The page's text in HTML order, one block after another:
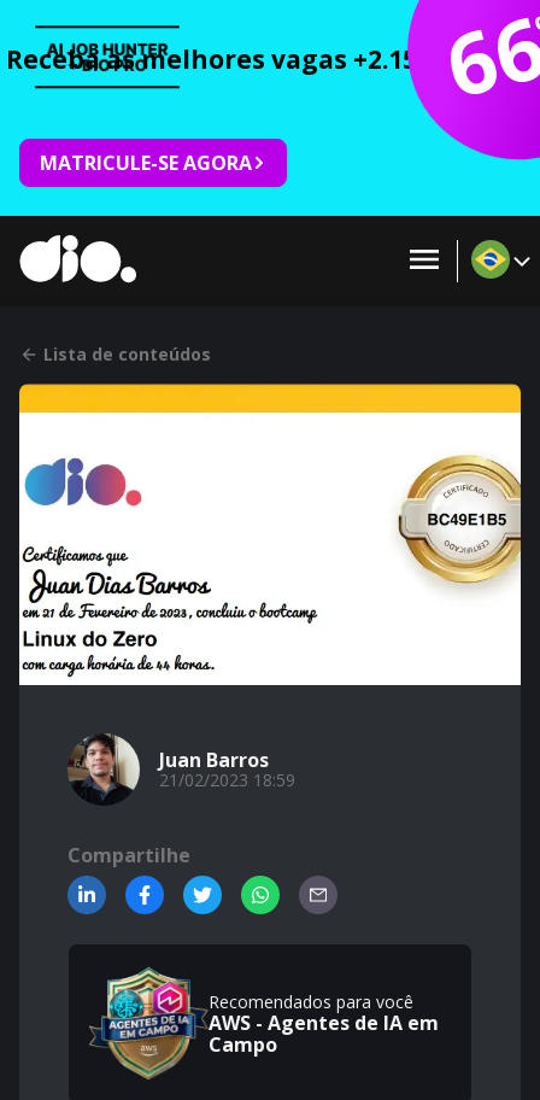
Receba as melhores vagas +2.150 cursos
MATRICULE-SE AGORA
Lista de conteúdos
Juan Barros
21/02/2023 18:59
Compartilhe
Recomendados para você
AWS - Agentes de IA em
Campo